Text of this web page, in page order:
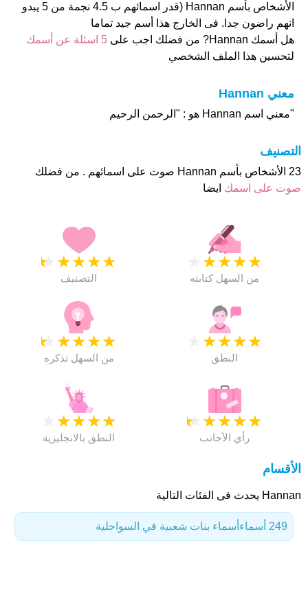
الأشخاص بأسم Hannan (قدر اسمائهم ب 4.5 نجمة من 5 يبدو
انهم راضون جدا. فى الخارج هذا أسم جيد تماما
هل أسمك Hannan? من فضلك اجب على
5 اسئلة عن أسمك
لتحسين هذا الملف الشخصي
معني Hannan
"معني اسم Hannan هو : "الرحمن الرحيم
التصنيف
23 الأشخاص بأسم Hannan صوت على اسمائهم . من فضلك
صوت على اسمك ايضا
★
★
★
★
★
التصنيف
★
★
★
★
من السهل كتابته
★
★
★
★
★
من السهل تذكره
★
★
★
★
النطق
★
★
★
★
النطق بالانجليزية
★
★
★
★
★
رأي الأجانب
الأقسام
Hannan يحدث فى الفئات التالية
أسماء بنات شعبية في السواحلية 249 أسماء